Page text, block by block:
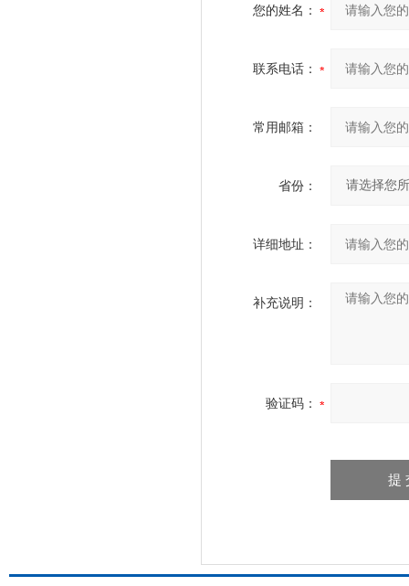
您的姓名：
联系电话：
常用邮箱：
省份：
详细地址：
补充说明：
验证码：